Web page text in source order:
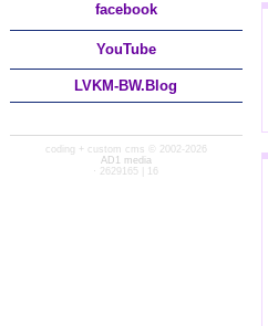
facebook
YouTube
LVKM-BW.Blog
coding + custom cms © 2002-2026
AD1 media
· 2629165 | 16